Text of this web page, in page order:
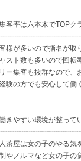
草加 (2)
客率は六本木でTOPク
様が多いので指名が取
スト数も多いので回転
ー集客も抜群なので、
験の方でも安心して
きやすい環境が整って
茶屋は女の子のやる気
やノルマなど女の子の